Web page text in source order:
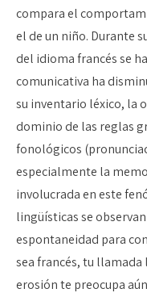
compara el
el de un niño. Durante
del idioma francés se
comunicativa ha
su inventario léxico, la
dominio de las reglas
fonológicos
especialmente la
involucrada en este
lingüísticas se
espontaneidad para
sea francés, tu
erosión te preocupa